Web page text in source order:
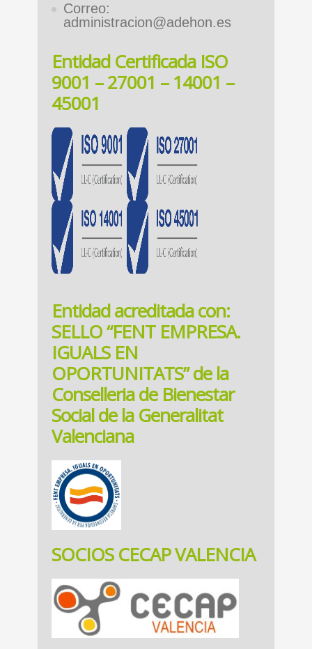
Correo:
administracion@adehon.es
Entidad Certificada ISO
9001 – 27001 – 14001 –
45001
Entidad acreditada con:
SELLO “FENT EMPRESA.
IGUALS EN
OPORTUNITATS” de la
Conselleria de Bienestar
Social de la Generalitat
Valenciana
SOCIOS CECAP VALENCIA